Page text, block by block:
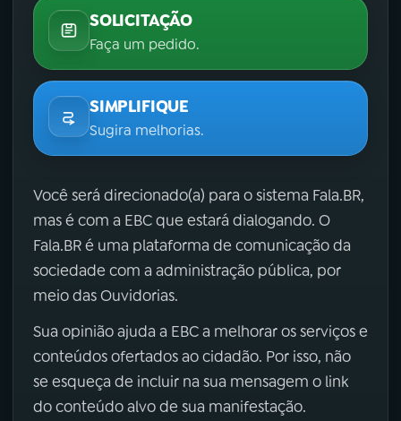
SOLICITAÇÃO
Faça um pedido.
SIMPLIFIQUE
Sugira melhorias.
Você será direcionado(a) para o sistema Fala.BR,
mas é com a EBC que estará dialogando. O
Fala.BR é uma plataforma de comunicação da
sociedade com a administração pública, por
meio das Ouvidorias.
Sua opinião ajuda a EBC a melhorar os serviços e
conteúdos ofertados ao cidadão. Por isso, não
se esqueça de incluir na sua mensagem o link
do conteúdo alvo de sua manifestação.